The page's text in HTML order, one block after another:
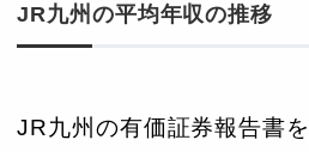
JR九州の平均年収の推移
JR九州の有価証券報告書